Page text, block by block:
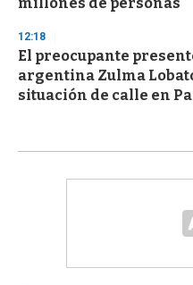
millones de personas
12:18
El preocupante
argentina Zulma
situación de calle en